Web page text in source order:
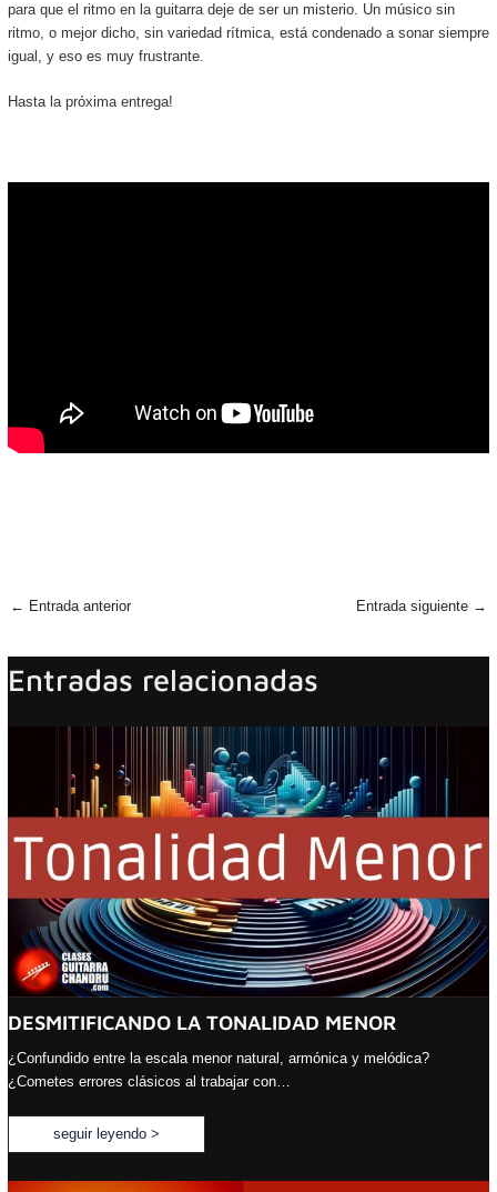
para que el ritmo en la guitarra deje de ser un misterio. Un músico sin
ritmo, o mejor dicho, sin variedad rítmica, está condenado a sonar siempre
igual, y eso es muy frustrante.
Hasta la próxima entrega!
← Entrada anterior Entrada siguiente →
Entradas relacionadas
DESMITIFICANDO LA TONALIDAD MENOR
¿Confundido entre la escala menor natural, armónica y melódica?
¿Cometes errores clásicos al trabajar con…
seguir leyendo >